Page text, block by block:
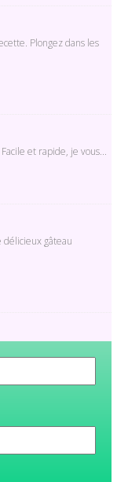
Plongez dans les
et rapide, je vous...
délicieux gâteau